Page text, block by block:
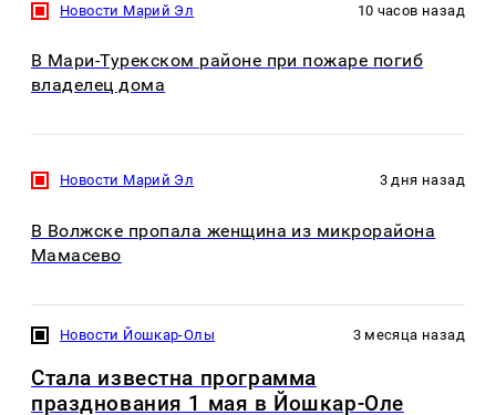
Новости Марий Эл 10 часов назад
В Мари-Турекском районе при пожаре погиб
владелец дома
Новости Марий Эл 3 дня назад
В Волжске пропала женщина из микрорайона
Мамасево
Новости Йошкар-Олы 3 месяца назад
Стала известна программа
празднования 1 мая в Йошкар-Оле